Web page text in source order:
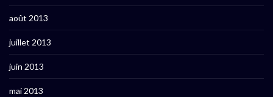
août 2013
juillet 2013
juin 2013
mai 2013